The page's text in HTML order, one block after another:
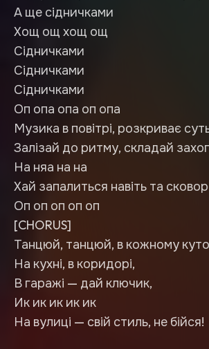
А ще сідничками
Хощ ощ хощ ощ
Сідничками
Сідничками
Сідничками
Оп опа опа оп опа
Музика в повітрі, розкриває
Залізай до ритму, складай
На няа на на
Хай запалиться навіть та
Оп оп оп оп оп
[CHORUS]
Танцюй, танцюй, в кожному
На кухні, в коридорі,
В гаражі — дай ключик,
Ик ик ик ик ик
На вулиці — свій стиль, не бійся!